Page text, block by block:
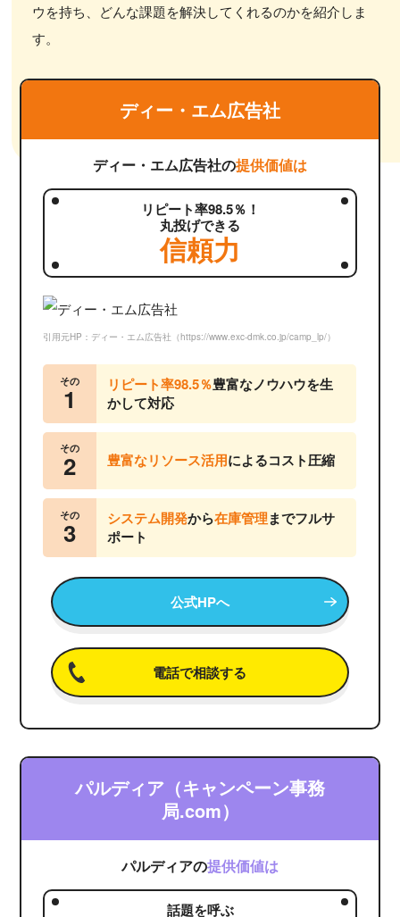
ウを持ち、どんな課題を解決してくれるのかを紹介しま
す。
ディー・エム広告社
ディー・エム広告社の提供価値は
リピート率98.5％！
丸投げできる
信頼力
引用元HP：ディー・エム広告社（https://www.exc-dmk.co.jp/camp_lp/）
その
1 リピート率98.5％豊富なノウハウを生
かして対応
その
2 豊富なリソース活用によるコスト圧縮
その
3 システム開発から在庫管理までフルサ
ポート
公式HPへ
電話で相談する
パルディア（キャンペーン事務
局.com）
パルディアの提供価値は
話題を呼ぶ